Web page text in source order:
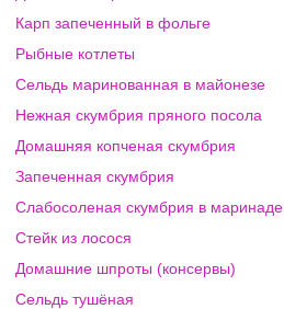
Карп запеченный в фольге
Рыбные котлеты
Сельдь маринованная в майонезе
Нежная скумбрия пряного посола
Домашняя копченая скумбрия
Запеченная скумбрия
Слабосоленая скумбрия в маринаде
Стейк из лосося
Домашние шпроты (консервы)
Сельдь тушёная